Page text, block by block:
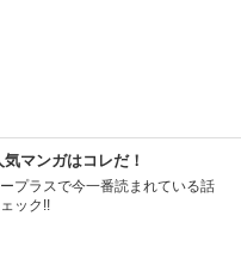
マンガはコレだ！
プラスで今一番読まれている話
ック!!